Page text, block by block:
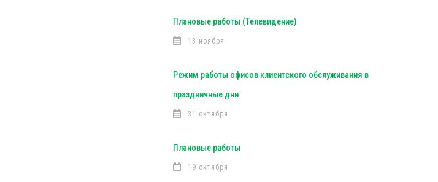
Плановые работы (Телевидение)
13 ноября
Режим работы офисов клиентского обслуживания в
праздничные дни
31 октября
Плановые работы
19 октября